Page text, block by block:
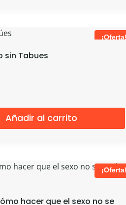
¡Oferta!
sin Tabues
Añadir al carrito
¡Oferta!
hacer que el sexo no se